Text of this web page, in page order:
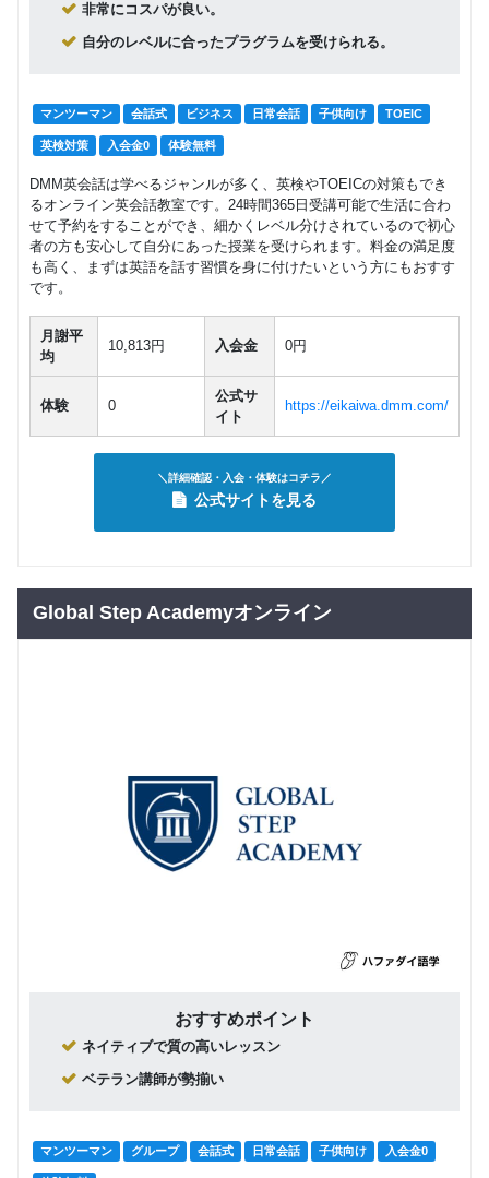
非常にコスパが良い。
自分のレベルに合ったプラグラムを受けられる。
マンツーマン 会話式 ビジネス 日常会話 子供向け TOEIC
英検対策 入会金0 体験無料
DMM英会話は学べるジャンルが多く、英検やTOEICの対策もでき
るオンライン英会話教室です。24時間365日受講可能で生活に合わ
せて予約をすることができ、細かくレベル分けされているので初心
者の方も安心して自分にあった授業を受けられます。料金の満足度
も高く、まずは英語を話す習慣を身に付けたいという方にもおすす
です。
月謝平
均
10,813円 入会金 0円
体験 0
公式サ
イト
https://eikaiwa.dmm.com/
＼詳細確認・入会・体験はコチラ／
公式サイトを見る
Global Step Academyオンライン
おすすめポイント
ネイティブで質の高いレッスン
ベテラン講師が勢揃い
マンツーマン グループ 会話式 日常会話 子供向け 入会金0